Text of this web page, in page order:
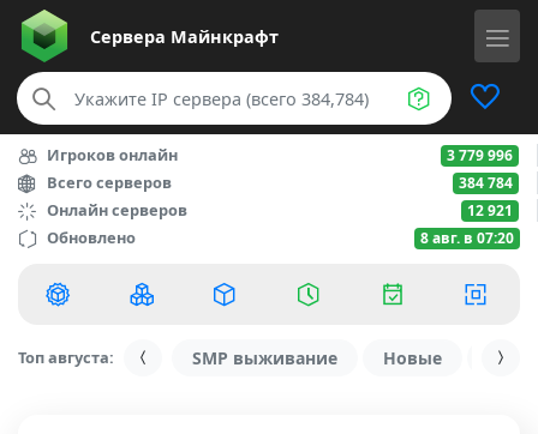
Сервера Майнкрафт
Игроков онлайн 3 779 996
Всего серверов 384 784
Онлайн серверов 12 921
Обновлено 8 авг. в 07:20
Топ августа: SMP выживание Новые С